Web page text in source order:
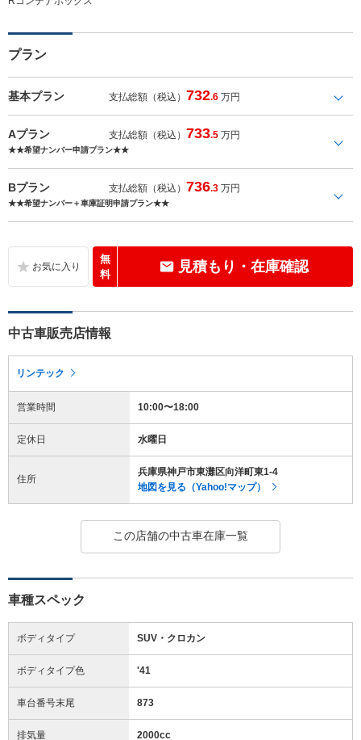
プラン
基本プラン 支払総額（税込） 732.6 万円
Aプラン 支払総額（税込） 733.5 万円
★★希望ナンバー申請プラン★★
Bプラン 支払総額（税込） 736.3 万円
★★希望ナンバー＋車庫証明申請プラン★★
無
料
見積もり・在庫確認
中古車販売店情報
リンテック
営業時間 10:00〜18:00
定休日 水曜日
住所
兵庫県神戸市東灘区向洋町東1-4
地図を見る（Yahoo!マップ）
この店舗の中古車在庫一覧
車種スペック
ボディタイプ SUV・クロカン
ボディタイプ色 '41
車台番号末尾 873
排気量 2000cc